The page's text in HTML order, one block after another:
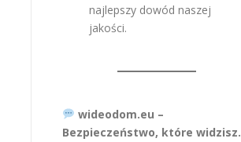
najlepszy dowód naszej
jakości.
wideodom.eu –
Bezpieczeństwo, które widzisz.